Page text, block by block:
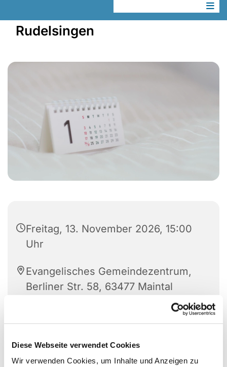
Diese Webseite verwendet Cookies
Wir verwenden Cookies, um Inhalte und Anzeigen zu
Rudelsingen
Freitag, 13. November 2026, 15:00
Uhr
Evangelisches Gemeindezentrum,
Berliner Str. 58, 63477 Maintal
Friederike Steinmetz und Band